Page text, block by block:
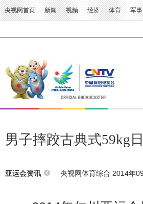
央视网首页 新闻 视频 经济 体育 军事
男子摔跤古典式59kg
亚运会资讯 央视网体育综合 2014年